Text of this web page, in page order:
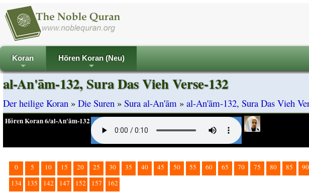
+
Koran
+
Hören Koran (Neu)
al-An'ām-132, Sura Das Vieh Verse-132
Der heilige Koran » Die Suren » Sura al-An'ām » al-An'ām-132, Sura Das Vieh
Hören Koran 6/al-An'ām-132
0 5 10 15 20 25 30 35 40 45 50 55 60 65 70 75 80 85 90
134
135 142 147 152 157 162